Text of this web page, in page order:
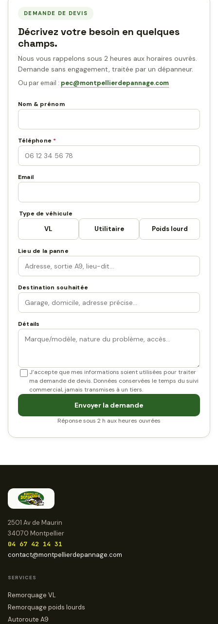
DEMANDE DE DEVIS
Décrivez votre besoin en quelques
champs.
Nous vous rappelons sous 2 heures aux horaires ouvrés.
Demande sans engagement, traitée par un dépanneur.
Ou par email : pec@montpellierdepannage.com
Nom & prénom
Téléphone *
Email
Type de véhicule
VL Utilitaire Poids lourd
Lieu de la panne
Destination souhaitée
Détails
J’accepte que mes informations soient utilisées pour traiter
ma demande de devis. Données conservées le temps du suivi
commercial, jamais transmises à un tiers.
Envoyer la demande
Réponse sous 2 h aux heures ouvrées
2501 Av de Maurin
34070 Montpellier
04 67 42 14 31
contact@montpellierdepannage.com
SERVICES
Remorquage VL
Remorquage poids lourds
Autoroute A9